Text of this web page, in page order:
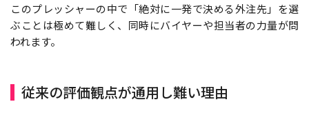
このプレッシャーの中で「絶対に一発で決める外注先」を選
ぶことは極めて難しく、同時にバイヤーや担当者の力量が問
われます。
従来の評価観点が通用し難い理由